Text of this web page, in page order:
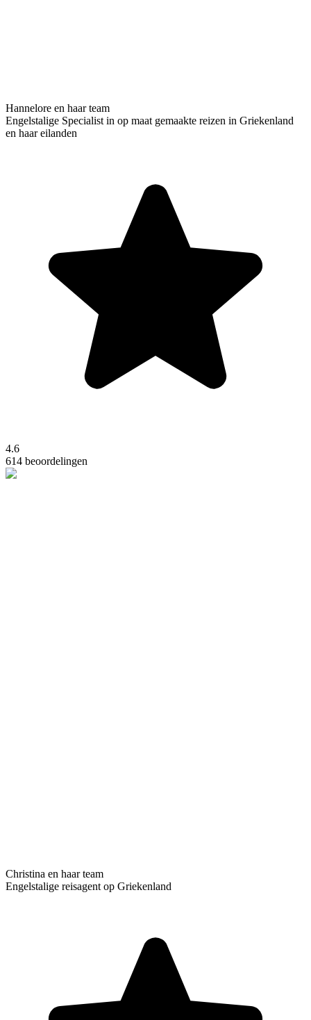
Hannelore en haar team
Engelstalige Specialist in op maat gemaakte reizen in Griekenland
en haar eilanden
4.6
614 beoordelingen
Christina en haar team
Engelstalige reisagent op Griekenland